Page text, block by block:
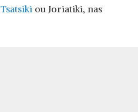
Tsatsiki ou Joriatiki, nas